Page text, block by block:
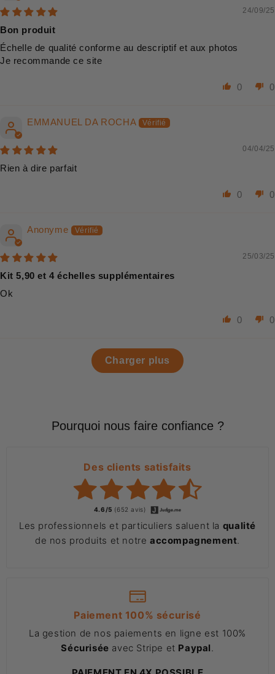
24/09/25
Bon produit
Échelle de qualité conforme au descriptif et aux photos
Je recommande ce site
0 0
EMMANUEL DA ROCHA
04/04/25
Rien à dire parfait
0 0
Anonyme
25/03/25
Kit 5,90 et 4 échelles supplémentaires
Ok
0 0
Charger plus
Pourquoi nous faire confiance ?
Des clients satisfaits
4.6/5 (652 avis)
Les professionnels et particuliers saluent la qualité
de nos produits et notre accompagnement.
Paiement 100% sécurisé
La gestion de nos paiements en ligne est 100%
Sécurisée avec Stripe et Paypal.